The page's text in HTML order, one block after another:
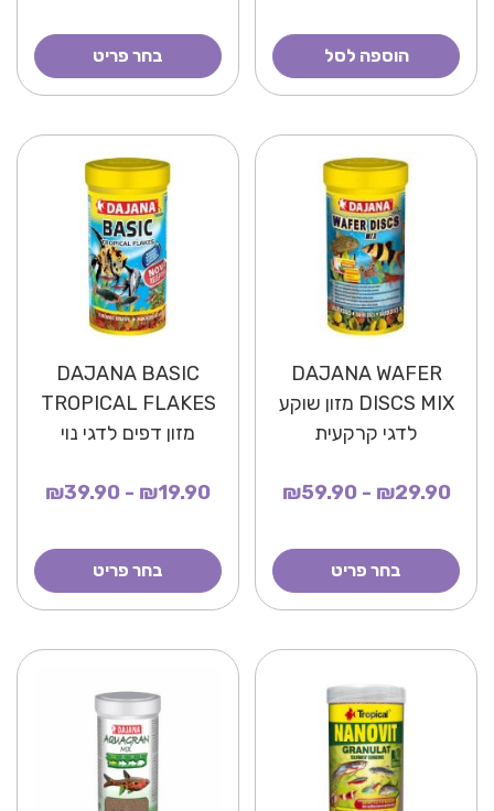
הוספה לסל בחר פריט
DAJANA WAFER
DISCS MIX מזון שוקע
לדגי קרקעית
₪29.90 - ₪59.90
בחר פריט
DAJANA BASIC
TROPICAL FLAKES
מזון דפים לדגי נוי
₪19.90 - ₪39.90
בחר פריט